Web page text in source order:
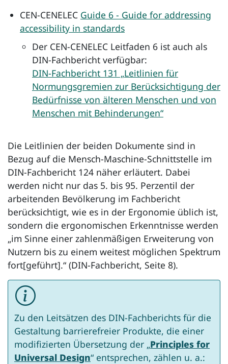
CEN-CENELEC Guide 6 - Guide for addressing
accessibility in standards
Der CEN-CENELEC Leitfaden 6 ist auch als
DIN-Fachbericht verfügbar:
DIN-Fachbericht 131 „Leitlinien für
Normungsgremien zur Berücksichtigung der
Bedürfnisse von älteren Menschen und von
Menschen mit Behinderungen“
Die Leitlinien der beiden Dokumente sind in
Bezug auf die Mensch-Maschine-Schnittstelle im
DIN-Fachbericht 124 näher erläutert. Dabei
werden nicht nur das 5. bis 95. Perzentil der
arbeitenden Bevölkerung im Fachbericht
berücksichtigt, wie es in der Ergonomie üblich ist,
sondern die ergonomischen Erkenntnisse werden
„im Sinne einer zahlenmäßigen Erweiterung von
Nutzern bis zu einem weitest möglichen Spektrum
fort[geführt].“ (DIN-Fachbericht, Seite 8).
Zu den Leitsätzen des DIN-Fachberichts für die
Gestaltung barrierefreier Produkte, die einer
modifizierten Übersetzung der „Principles for
Universal Design“ entsprechen, zählen u. a.: